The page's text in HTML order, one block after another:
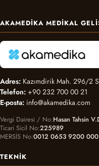
AKAMEDIKA MEDIKAL
Adres: Kazımdirik Mah. 296/2
Telefon: +90 232 700 00 21
E-posta: info@akamedika.com
Vergi Dairesi / No Hasan Tahsin
Ticari Sicil No 225989
MERSİS No 0012 0653 9200
TEKNIK